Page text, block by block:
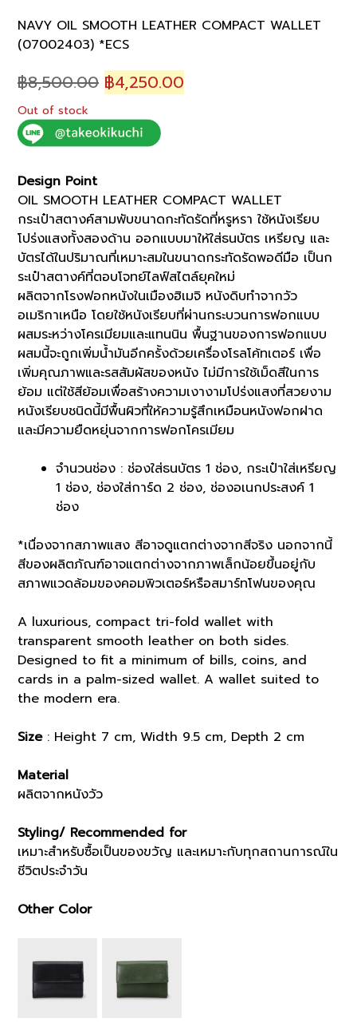
NAVY OIL SMOOTH LEATHER COMPACT WALLET
(07002403) *ECS
฿8,500.00 Original
was:
฿8,500.00.
฿4,250.00
Out of stock
Design Point
OIL SMOOTH LEATHER COMPACT WALLET
กระเป๋าสตางค์สามพับขนาดกะทัดรัดที่หรูหรา ใช้หนังเรียบ
โปร่งแสงทั้งสองด้าน ออกแบบมาให้ใส่ธนบัตร เหรียญ และ
บัตรได้ในปริมาณที่เหมาะสมในขนาดกระทัดรัดพอดีมือ เป็นก
ระเป๋าสตางค์ที่ตอบโจทย์ไลฟ์สไตล์ยุคใหม่
ผลิตจากโรงฟอกหนังในเมืองฮิเมจิ หนังดิบทำจากวัว
อเมริกาเหนือ โดยใช้หนังเรียบที่ผ่านกระบวนการฟอกแบบ
ผสมระหว่างโครเมียมและแทนนิน พื้นฐานของการฟอกแบบ
ผสมนี้จะถูกเพิ่มน้ำมันอีกครั้งด้วยเครื่องโรลโค้ทเตอร์ เพื่อ
เพิ่มคุณภาพและรสสัมผัสของหนัง ไม่มีการใช้เม็ดสีในการ
ย้อม แต่ใช้สีย้อมเพื่อสร้างความเงางามโปร่งแสงที่สวยงาม
หนังเรียบชนิดนี้มีพื้นผิวที่ให้ความรู้สึกเหมือนหนังฟอกฝาด
และมีความยืดหยุ่นจากการฟอกโครเมียม
จำนวนช่อง : ช่องใส่ธนบัตร 1 ช่อง, กระเป๋าใส่เหรียญ
1 ช่อง, ช่องใส่การ์ด 2 ช่อง, ช่องอเนกประสงค์ 1
ช่อง
*เนื่องจากสภาพแสง สีอาจดูแตกต่างจากสีจริง นอกจากนี้
สีของผลิตภัณฑ์อาจแตกต่างจากภาพเล็กน้อยขึ้นอยู่กับ
สภาพแวดล้อมของคอมพิวเตอร์หรือสมาร์ทโฟนของคุณ
A luxurious, compact tri-fold wallet with
transparent smooth leather on both sides.
Designed to fit a minimum of bills, coins, and
cards in a palm-sized wallet. A wallet suited to
the modern era.
Size: Height 7 cm, Width 9.5 cm, Depth 2 cm
Material
ผลิตจากหนังวัว
Styling/ Recommended for
เหมาะสำหรับซื้อเป็นของขวัญ และเหมาะกับทุกสถานการณ์ใน
ชีวิตประจำวัน
Other Color